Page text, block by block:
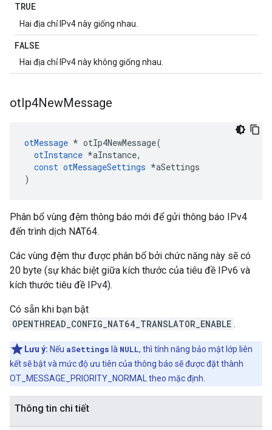
TRUE
Hai địa chỉ IPv4 này giống nhau.
FALSE
Hai địa chỉ IPv4 này không giống nhau.
otIp4NewMessage
otMessage * otIp4NewMessage(
otInstance *aInstance,
const otMessageSettings *aSettings
)
Phân bổ vùng đệm thông báo mới để gửi thông báo IPv4
đến trình dịch NAT64.
Các vùng đệm thư được phân bổ bởi chức năng này sẽ có
20 byte (sự khác biệt giữa kích thước của tiêu đề IPv6 và
kích thước tiêu đề IPv4).
Có sẵn khi bạn bật
OPENTHREAD_CONFIG_NAT64_TRANSLATOR_ENABLE .
Lưu ý: Nếu aSettings là NULL, thì tính năng bảo mật lớp liên
kết sẽ bật và mức độ ưu tiên của thông báo sẽ được đặt thành
OT_MESSAGE_PRIORITY_NORMAL theo mặc định.
Thông tin chi tiết